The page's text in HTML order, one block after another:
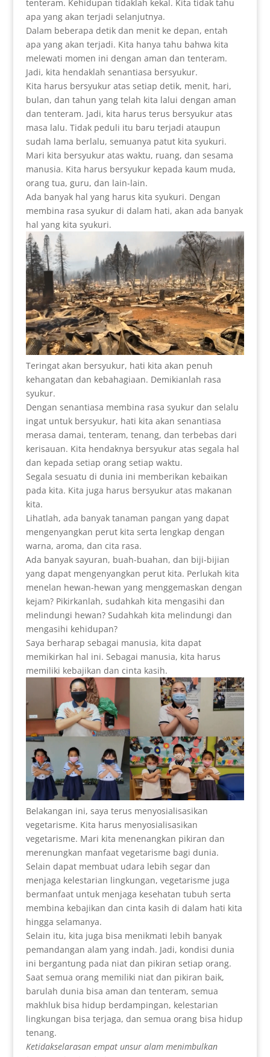
tenteram. Kehidupan tidaklah kekal. Kita tidak tahu
apa yang akan terjadi selanjutnya.
Dalam beberapa detik dan menit ke depan, entah
apa yang akan terjadi. Kita hanya tahu bahwa kita
melewati momen ini dengan aman dan tenteram.
Jadi, kita hendaklah senantiasa bersyukur.
Kita harus bersyukur atas setiap detik, menit, hari,
bulan, dan tahun yang telah kita lalui dengan aman
dan tenteram. Jadi, kita harus terus bersyukur atas
masa lalu. Tidak peduli itu baru terjadi ataupun
sudah lama berlalu, semuanya patut kita syukuri.
Mari kita bersyukur atas waktu, ruang, dan sesama
manusia. Kita harus bersyukur kepada kaum muda,
orang tua, guru, dan lain-lain.
Ada banyak hal yang harus kita syukuri. Dengan
membina rasa syukur di dalam hati, akan ada banyak
hal yang kita syukuri.
Teringat akan bersyukur, hati kita akan penuh
kehangatan dan kebahagiaan. Demikianlah rasa
syukur.
Dengan senantiasa membina rasa syukur dan selalu
ingat untuk bersyukur, hati kita akan senantiasa
merasa damai, tenteram, tenang, dan terbebas dari
kerisauan. Kita hendaknya bersyukur atas segala hal
dan kepada setiap orang setiap waktu.
Segala sesuatu di dunia ini memberikan kebaikan
pada kita. Kita juga harus bersyukur atas makanan
kita.
Lihatlah, ada banyak tanaman pangan yang dapat
mengenyangkan perut kita serta lengkap dengan
warna, aroma, dan cita rasa.
Ada banyak sayuran, buah-buahan, dan biji-bijian
yang dapat mengenyangkan perut kita. Perlukah kita
menelan hewan-hewan yang menggemaskan dengan
kejam? Pikirkanlah, sudahkah kita mengasihi dan
melindungi hewan? Sudahkah kita melindungi dan
mengasihi kehidupan?
Saya berharap sebagai manusia, kita dapat
memikirkan hal ini. Sebagai manusia, kita harus
memiliki kebajikan dan cinta kasih.
Belakangan ini, saya terus menyosialisasikan
vegetarisme. Kita harus menyosialisasikan
vegetarisme. Mari kita menenangkan pikiran dan
merenungkan manfaat vegetarisme bagi dunia.
Selain dapat membuat udara lebih segar dan
menjaga kelestarian lingkungan, vegetarisme juga
bermanfaat untuk menjaga kesehatan tubuh serta
membina kebajikan dan cinta kasih di dalam hati kita
hingga selamanya.
Selain itu, kita juga bisa menikmati lebih banyak
pemandangan alam yang indah. Jadi, kondisi dunia
ini bergantung pada niat dan pikiran setiap orang.
Saat semua orang memiliki niat dan pikiran baik,
barulah dunia bisa aman dan tenteram, semua
makhluk bisa hidup berdampingan, kelestarian
lingkungan bisa terjaga, dan semua orang bisa hidup
tenang.
Ketidakselarasan empat unsur alam menimbulkan